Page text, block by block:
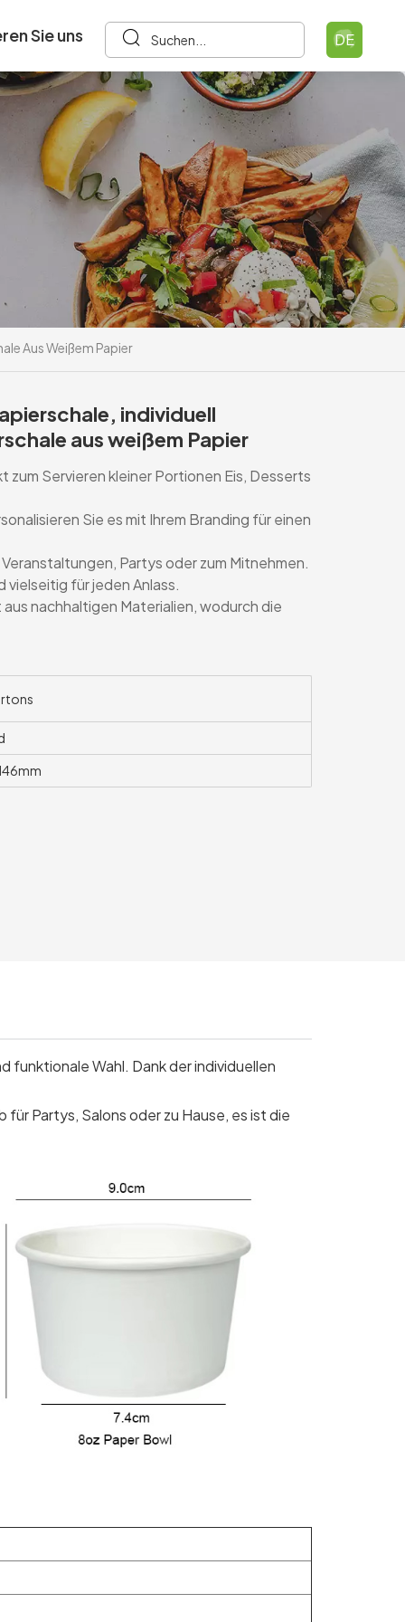
Sie uns DE
Aus Weißem Papier
individuell
aus weißem Papier
Servieren kleiner Portionen Eis, Desserts
Sie es mit Ihrem Branding für einen
Partys oder zum Mitnehmen.
für jeden Anlass.
nachhaltigen Materialien, wodurch die
Wahl. Dank der individuellen
Partys, Salons oder zu Hause, es ist die